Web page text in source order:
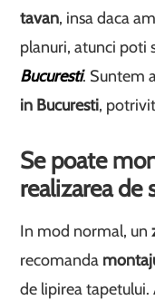
tavan, insa daca
planuri, atunci poti
Bucuresti. Suntem
in Bucuresti,
Se poate
realizarea de
In mod normal, un
recomanda
de lipirea tapetului.